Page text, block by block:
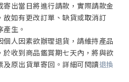
寄出當日將進行請款，實際請款金
故如有更改訂單、缺貨或取消訂
生。
個人因素欲辦理退貨，請維持產品
於收到商品鑑賞期七天內，將與欲
及原出貨單寄回。詳細可閱讀退換